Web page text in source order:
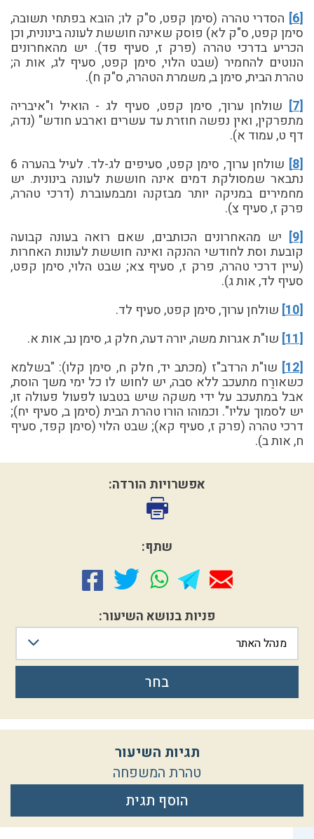
[6]
הסדרי טהרה (סימן קפט, ס"ק לו; הובא בפתחי תשובה,
סימן קפט, ס"ק לא) פוסק שאינה חוששת לעונה בינונית, וכן
הכריע בדרכי טהרה (פרק ז, סעיף פד). יש מהאחרונים
הנוטים להחמיר (שבט הלוי, סימן קפט, סעיף לג, אות ה;
טהרת הבית, סימן ב, משמרת הטהרה, ס"ק ח).
[7]
שולחן ערוך, סימן קפט, סעיף לג - הואיל ו"איבריה
מתפרקין, ואין נפשה חוזרת עד עשרים וארבע חודש" (נדה,
דף ט, עמוד א).
[8]
שולחן ערוך, סימן קפט, סעיפים לג-לד. לעיל בהערה 6
נתבאר שמסולקת דמים אינה חוששת לעונה בינונית. יש
מחמירים במניקה יותר מבזקנה ומבמעוברת (דרכי טהרה,
פרק ז, סעיף צ).
[9]
יש מהאחרונים הכותבים, שאם רואה בעונה קבועה
קובעת וסת לחודשי ההנקה ואינה חוששת לעונות האחרות
(עיין דרכי טהרה, פרק ז, סעיף צא; שבט הלוי, סימן קפט,
סעיף לד, אות ג).
[10]
שולחן ערוך, סימן קפט, סעיף לד.
[11]
שו"ת אגרות משה, יורה דעה, חלק ג, סימן נב, אות א.
[12]
שו"ת הרדב"ז (מכתב יד, חלק ח, סימן קלו): "בשלמא
כשאורַח מתעכב ללא סבה, יש לחוש לו כל ימי משך הוסת,
אבל במתעכב על ידי משקה שיש בטבעו לפעול פעולה זו,
יש לסמוך עליו". וכמוהו הורו טהרת הבית (סימן ב, סעיף יח);
דרכי טהרה (פרק ז, סעיף קא); שבט הלוי (סימן קפד, סעיף
ח, אות ב).
אפשרויות הורדה:
שתף:
פניות בנושא השיעור:
מנהל האתר
בחר
תגיות השיעור
טהרת המשפחה
הוסף תגית